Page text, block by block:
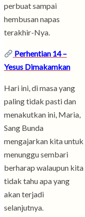
perbuat sampai
hembusan napas
terakhir-Nya.
Perhentian 14 –
Yesus Dimakamkan
Hari ini, di masa yang
paling tidak pasti dan
menakutkan ini, Maria,
Sang Bunda
mengajarkan kita untuk
menunggu sembari
berharap walaupun kita
tidak tahu apa yang
akan terjadi
selanjutnya.